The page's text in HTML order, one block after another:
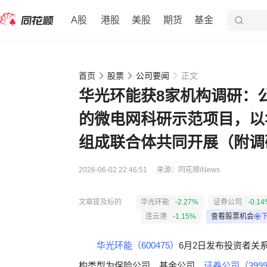
A股 港股 美股 期货 基金
首页 股票 公司要闻 正文
华光环能获8家机构调研：
的微电网科研示范项目，
组成联合体共同开展（附
2026-06-02 22:46:51 来源： 同花顺iNews
文章提及标的 华光环能 -2.27% 证券公司
-
连云港
-1.15% 查看股票机会
华光环能（600475） 6月2日发布投资者关